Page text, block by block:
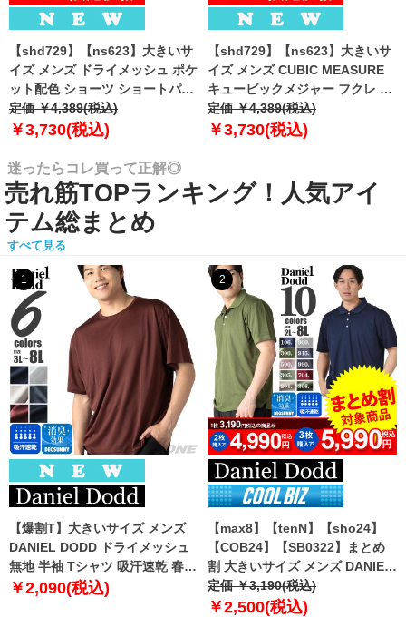
【shd729】【ns623】大きいサ
イズ メンズ ドライメッシュ ポケ
ット配色 ショーツ ショートパン
ツ ハーフパンツ 春夏新作
302252az 【fre】
定価 ￥4,389(税込)
￥3,730(税込)
【shd729】【ns623】大きいサ
イズ メンズ CUBIC MEASURE
キュービックメジャー フクレ エ
ンボス 迷彩柄 ショーツ ショート
パンツ ハーフパンツ 春夏新作
定価 ￥4,389(税込)
￥3,730(税込)
迷ったらコレ買って正解◎
売れ筋TOPランキング！人気アイ
テム総まとめ
すべて見る
1
【爆割T】大きいサイズ メンズ
DANIEL DODD ドライメッシュ
無地 半袖 Tシャツ 吸汗速乾 春夏
新作 tjt-2602dry5 【fre】
￥2,090(税込)
2
【max8】【tenN】【sho24】
【COB24】【SB0322】まとめ
割 大きいサイズ メンズ DANIEL
DODD 吸汗速乾 半袖 無地 スポ
ーツ ポロシャツ azpr-009008h
定価 ￥3,190(税込)
￥2,500(税込)